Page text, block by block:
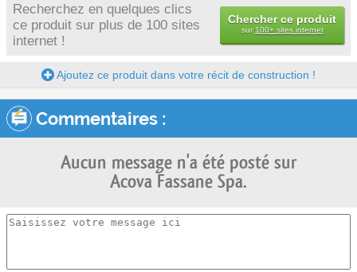
Recherchez en quelques clics
ce produit sur plus de 100 sites
internet !
Chercher ce produit
sur 100+ sites internet
Ajoutez ce produit dans votre récit de construction !
Commentaires :
Aucun message n'a été posté sur
Acova Fassane Spa.